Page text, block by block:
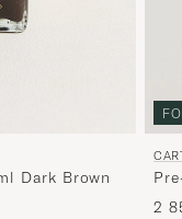
Dark Brown
2